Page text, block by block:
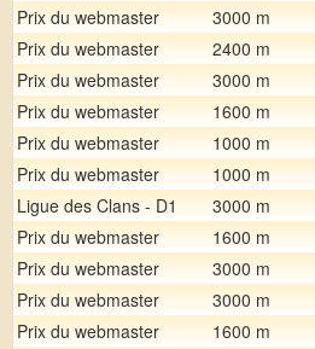
Prix du webmaster
3000 m
Prix du webmaster
2400 m
Prix du webmaster
3000 m
Prix du webmaster
1600 m
Prix du webmaster
1000 m
Prix du webmaster
1000 m
Ligue des Clans - D1
3000 m
Prix du webmaster
1600 m
Prix du webmaster
3000 m
Prix du webmaster
3000 m
Prix du webmaster
1600 m